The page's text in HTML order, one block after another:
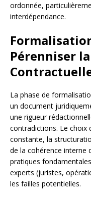
ordonnée,
interdépendance.
Pérenniser
La phase de
un document
une rigueur
contradictions. Le choix
constante, la
de la cohérence interne
pratiques
experts (juristes,
les failles potentielles.